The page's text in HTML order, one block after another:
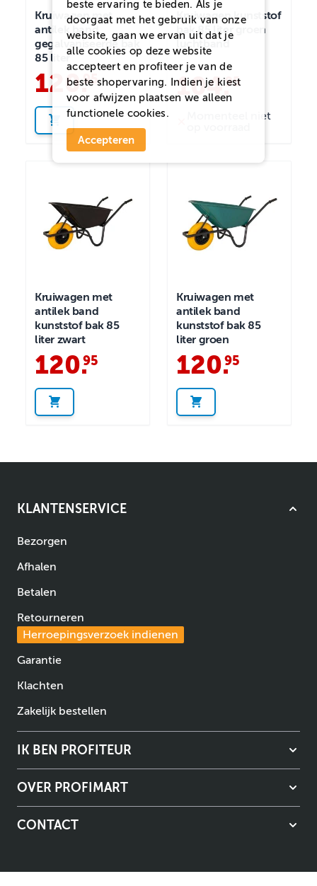
Kruiwagen met
antilek band
gegalvaniseerde bak
85 liter
120.95
Kruiwagen kunststof
bak 85 liter groen
luchtband
104.95
Momenteel niet
Kruiwagen met
antilek band
kunststof bak 85
liter zwart
120.
95
Kruiwagen met
antilek band
kunststof bak 85
liter groen
120.
95
KLANTENSERVICE
Bezorgen
Afhalen
Betalen
Retourneren
Herroepingsverzoek indienen
Garantie
Klachten
Zakelijk bestellen
IK BEN PROFITEUR
OVER PROFIMART
CONTACT
beste ervaring te bieden. Als je
doorgaat met het gebruik van onze
website, gaan we ervan uit dat je
alle cookies op deze website
accepteert en profiteer je van de
beste shopervaring. Indien je kiest
voor afwijzen plaatsen we alleen
functionele cookies.
Accepteren